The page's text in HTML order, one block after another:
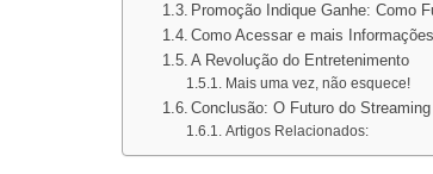
Promoção Indique Ganhe: Como
Como Acessar e mais Informações
A Revolução do Entretenimento
Mais uma vez, não esquece!
Conclusão: O Futuro do Streaming
Artigos Relacionados: